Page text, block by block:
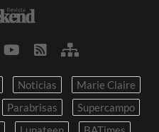
Noticias
Marie Claire
Parabrisas
Supercampo